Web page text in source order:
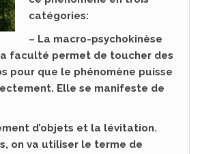
catégories:
– La macro-psychokinèse
faculté permet de toucher des
pour que le phénomène puisse
Elle se manifeste de
d’objets et la lévitation.
on va utiliser le terme de